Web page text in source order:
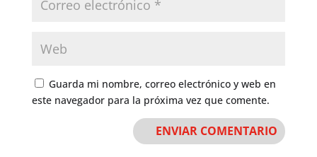
Guarda mi nombre, correo electrónico y web en
este navegador para la próxima vez que comente.